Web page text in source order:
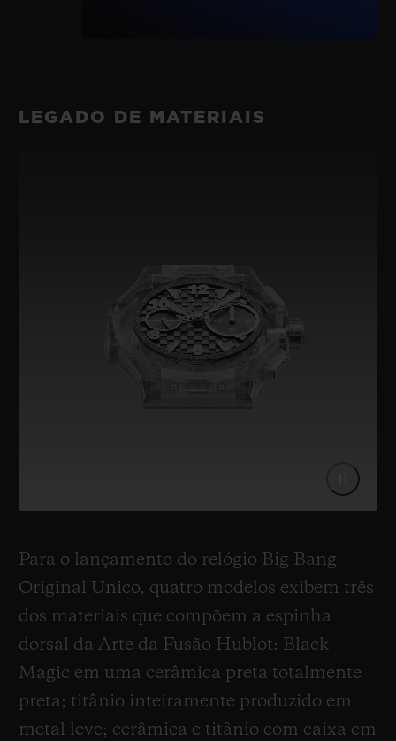
LEGADO DE MATERIAIS
Para o lançamento do relógio Big Bang
Original Unico, quatro modelos exibem três
dos materiais que compõem a espinha
dorsal da Arte da Fusão Hublot: Black
Magic em uma cerâmica preta totalmente
preta; titânio inteiramente produzido em
metal leve; cerâmica e titânio com caixa em